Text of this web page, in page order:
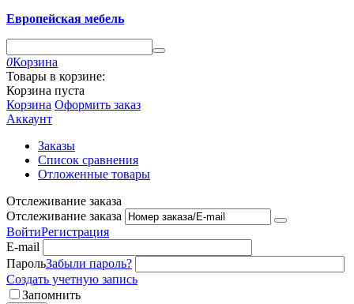
Европейская мебель
0Корзина
Товары в корзине:
Корзина пуста
Корзина Оформить заказ
Аккаунт
Заказы
Список сравнения
Отложенные товары
Отслеживание заказа
Отслеживание заказа
ВойтиРегистрация
E-mail
ПарольЗабыли пароль?
Создать учетную запись
Запомнить